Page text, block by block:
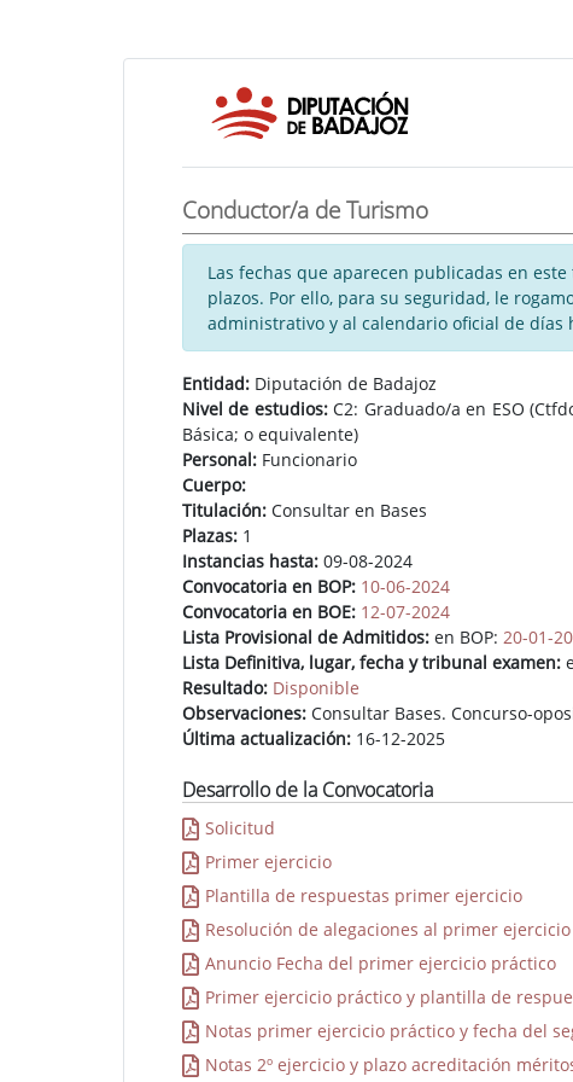
Conductor/a de Turismo
Las fechas que aparecen publicadas en
plazos. Por ello, para su seguridad, le
administrativo y al calendario oficial de días
Entidad: Diputación de Badajoz
Nivel de estudios:C2: Graduado/a en ESO
Básica; o equivalente)
Personal: Funcionario
Cuerpo:
Titulación: Consultar en Bases
Plazas: 1
Instancias hasta: 09-08-2024
Convocatoria en BOP: 10-06-2024
Convocatoria en BOE: 12-07-2024
Lista Provisional de Admitidos: en BOP: 20-01-
Lista Definitiva, lugar, fecha y tribunal examen:
Resultado: Disponible
Observaciones: Consultar Bases. Concurso-
Última actualización: 16-12-2025
Desarrollo de la Convocatoria
Solicitud
Primer ejercicio
Plantilla de respuestas primer ejercicio
Resolución de alegaciones al primer
Anuncio Fecha del primer ejercicio práctico
Primer ejercicio práctico y plantilla de
Notas primer ejercicio práctico y fecha del
Notas 2º ejercicio y plazo acreditación